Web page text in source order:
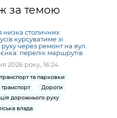
міська військова
Портал послуг
Міський застосунок Київ
Цифровий
Важливе під час
воєнного стану
міській військовій
адміністрації
«Ініціатива
«Партнерство
«Відкритий Уряд» –
місцевий рівень»
Важливе під час
воєнного стану
чи
дашборди
журналіст
ський
Submitting
a media
request
under
за темою
низка столичних
курсуватиме зі
через ремонт на вул.
перелік маршрутів
2026 року, 16:24
та парковки
Дороги
дорожнього руху
влада